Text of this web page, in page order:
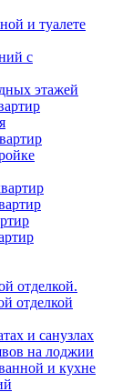
и туалете
с
этажей
отделкой.
отделкой
и санузлах
на лоджии
и кухне